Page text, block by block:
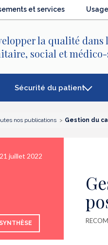
et services
la qualité dans
social et
Sécurité du patient
nos publications Gestion du
21 juillet 2022